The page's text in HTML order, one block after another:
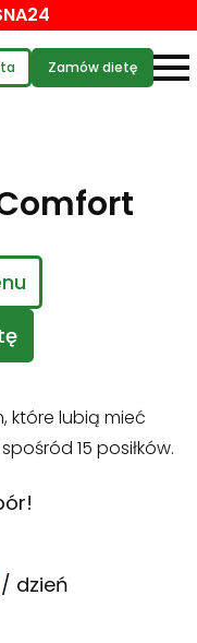
Zamów dietę
które lubią mieć
15 posiłków.
dzień